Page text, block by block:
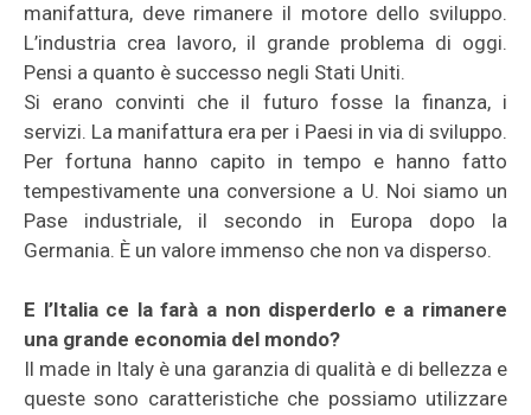
manifattura, deve rimanere il motore dello sviluppo.
L’industria crea lavoro, il grande problema di oggi.
Pensi a quanto è successo negli Stati Uniti.
Si erano convinti che il futuro fosse la finanza, i
servizi. La manifattura era per i Paesi in via di sviluppo.
Per fortuna hanno capito in tempo e hanno fatto
tempestivamente una conversione a U. Noi siamo un
Pase industriale, il secondo in Europa dopo la
Germania. È un valore immenso che non va disperso.
E l’Italia ce la farà a non disperderlo e a rimanere
una grande economia del mondo?
Il made in Italy è una garanzia di qualità e di bellezza e
queste sono caratteristiche che possiamo utilizzare